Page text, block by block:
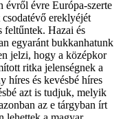
évről évre Európa-szerte
ereklyéjét
feltűntek. Hazai és
egyaránt bukkanhatunk
jelzi, hogy a középkor
ritka jelenségnek a
híres és kevésbé híres
azt is tudjuk, melyik
az e tárgyban írt